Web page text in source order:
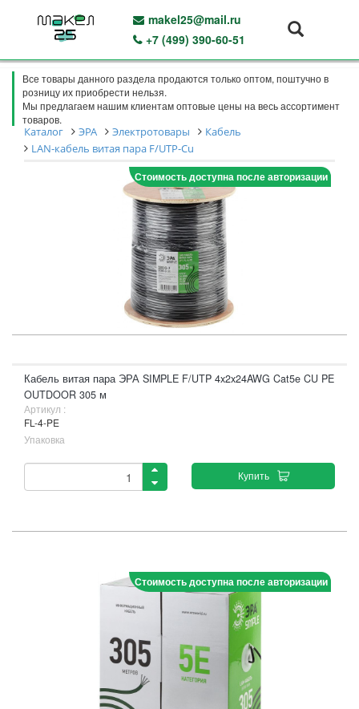
makel25@mail.ru
+7 (499) 390-60-51
Все товары данного раздела продаются только оптом, поштучно в
розницу их приобрести нельзя.
Мы предлагаем нашим клиентам оптовые цены на весь ассортимент
товаров.
Каталог ЭРА Электротовары
Кабель
LAN-кабель витая пара F/UTP-Cu
Стоимость доступна после авторизации
Кабель витая пара ЭРА SIMPLE F/UTP 4x2x24AWG Cat5e CU PE
OUTDOOR 305 м
Артикул :
FL-4-PE
Упаковка
Купить
Стоимость доступна после авторизации